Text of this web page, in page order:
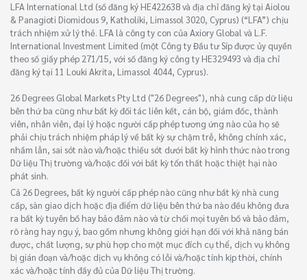
LFA International Ltd (số đăng ký HE422638 và địa chỉ đăng ký tại Aiolou
& Panagioti Diomidous 9, Katholiki, Limassol 3020, Cyprus) (“LFA”) chịu
trách nhiệm xử lý thẻ. LFA là công ty con của Axiory Global và L.F.
International Investment Limited (một Công ty Đầu tư Síp được ủy quyền
theo số giấy phép 271/15, với số đăng ký công ty HE329493 và địa chỉ
đăng ký tại 11 Louki Akrita, Limassol 4044, Cyprus).
26 Degrees Global Markets Pty Ltd ("26 Degrees"), nhà cung cấp dữ liệu
bên thứ ba cũng như bất kỳ đối tác liên kết, cán bộ, giám đốc, thành
viên, nhân viên, đại lý hoặc người cấp phép tương ứng nào của họ sẽ
phải chịu trách nhiệm pháp lý về bất kỳ sự chậm trễ, không chính xác,
nhầm lẫn, sai sót nào và/hoặc thiếu sót dưới bất kỳ hình thức nào trong
Dữ liệu Thị trường và/hoặc đối với bất kỳ tổn thất hoặc thiệt hại nào
phát sinh.
Cả 26 Degrees, bất kỳ người cấp phép nào cũng như bất kỳ nhà cung
cấp, sàn giao dịch hoặc địa điểm dữ liệu bên thứ ba nào đều không đưa
ra bất kỳ tuyên bố hay bảo đảm nào và từ chối mọi tuyên bố và bảo đảm,
rõ ràng hay ngụ ý, bao gồm nhưng không giới hạn đối với khả năng bán
được, chất lượng, sự phù hợp cho một mục đích cụ thể, dịch vụ không
bị gián đoạn và/hoặc dịch vụ không có lỗi và/hoặc tính kịp thời, chính
xác và/hoặc tính đầy đủ của Dữ liệu Thị trường.